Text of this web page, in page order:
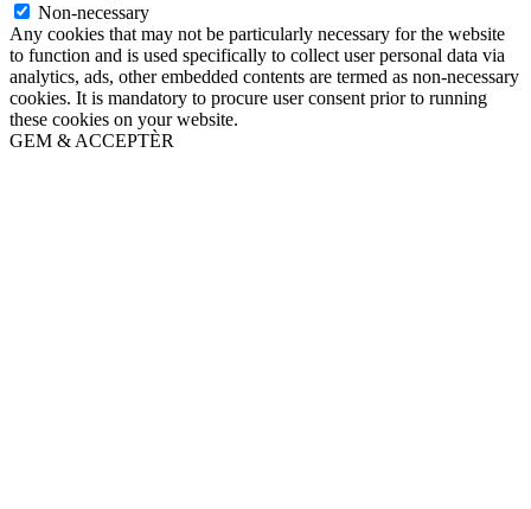
Non-necessary
Any cookies that may not be particularly necessary for the website
to function and is used specifically to collect user personal data via
analytics, ads, other embedded contents are termed as non-necessary
cookies. It is mandatory to procure user consent prior to running
these cookies on your website.
GEM & ACCEPTÈR